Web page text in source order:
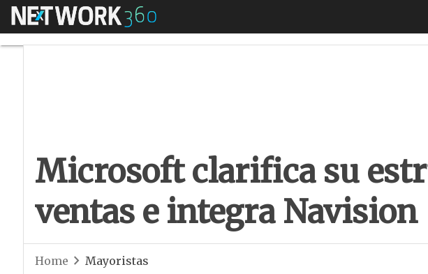
Menú
Microsoft clarifica su
ventas e integra Navision
Home Mayoristas